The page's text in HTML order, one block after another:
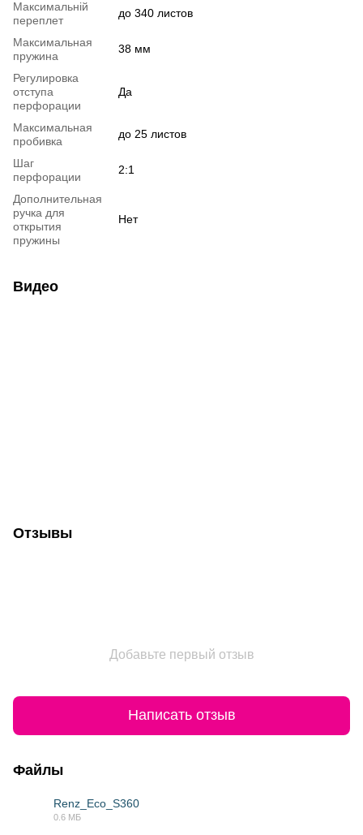
Максимальній
переплет
до 340 листов
Максимальная
пружина
38 мм
Регулировка
отступа
перфорации
Да
Максимальная
пробивка
до 25 листов
Шаг
перфорации
2:1
Дополнительная
ручка для
открытия
пружины
Нет
Видео
Отзывы
Добавьте первый отзыв
Написать отзыв
Файлы
Renz_Eco_S360
0.6 МБ